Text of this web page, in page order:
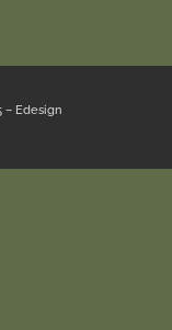
– Edesign